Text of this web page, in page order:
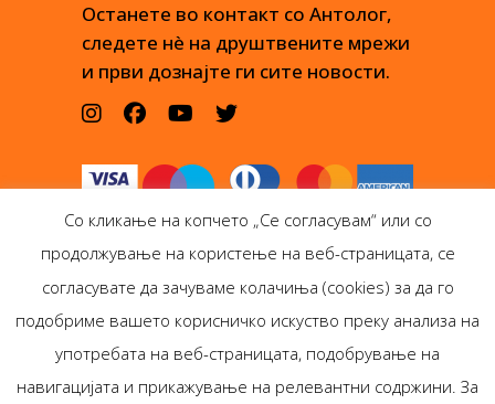
Останете во контакт со Антолог,
следете нè на друштвените мрежи
и први дознајте ги сите новости.
Антолог Боокс дооел
Со кликање на копчето „Се согласувам“ или со
продолжување на користење на веб-страницата, се
согласувате да зачуваме колачиња (cookies) за да го
подобриме вашето корисничко искуство преку анализа на
употребата на веб-страницата, подобрување на
навигацијата и прикажување на релевантни содржини. За